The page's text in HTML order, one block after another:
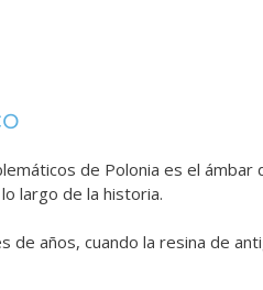
de Polonia es el ámbar
largo de la historia.
de años, cuando la resina de